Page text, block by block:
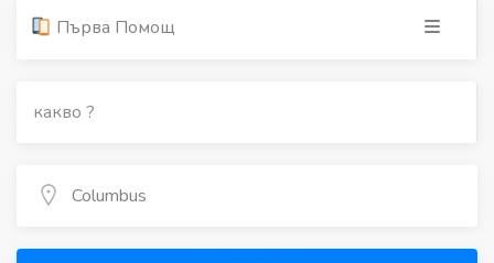
Първа Помощ